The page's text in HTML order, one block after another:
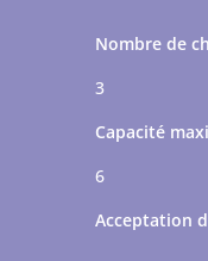
Nombre de
3
Capacité
6
Acceptation